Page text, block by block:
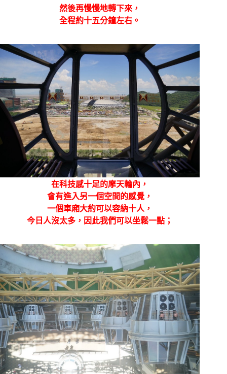
然後再慢慢地轉下來，
全程約十五分鐘左右。
在科技感十足的摩天輪內，
會有進入另一個空間的感覺，
一個車廂大約可以容納十人，
今日人沒太多，因此我們可以坐鬆一點；